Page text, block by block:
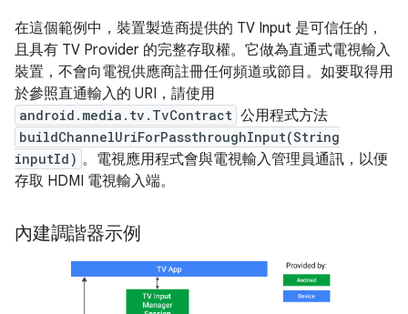
在這個範例中，裝置製造商提供的 TV Input 是可信任的，
且具有 TV Provider 的完整存取權。它做為直通式電視輸入
裝置，不會向電視供應商註冊任何頻道或節目。如要取得用
於參照直通輸入的 URI，請使用
android.media.tv.TvContract 公用程式方法
buildChannelUriForPassthroughInput(String
inputId) 。電視應用程式會與電視輸入管理員通訊，以便
存取 HDMI 電視輸入端。
內建調諧器示例